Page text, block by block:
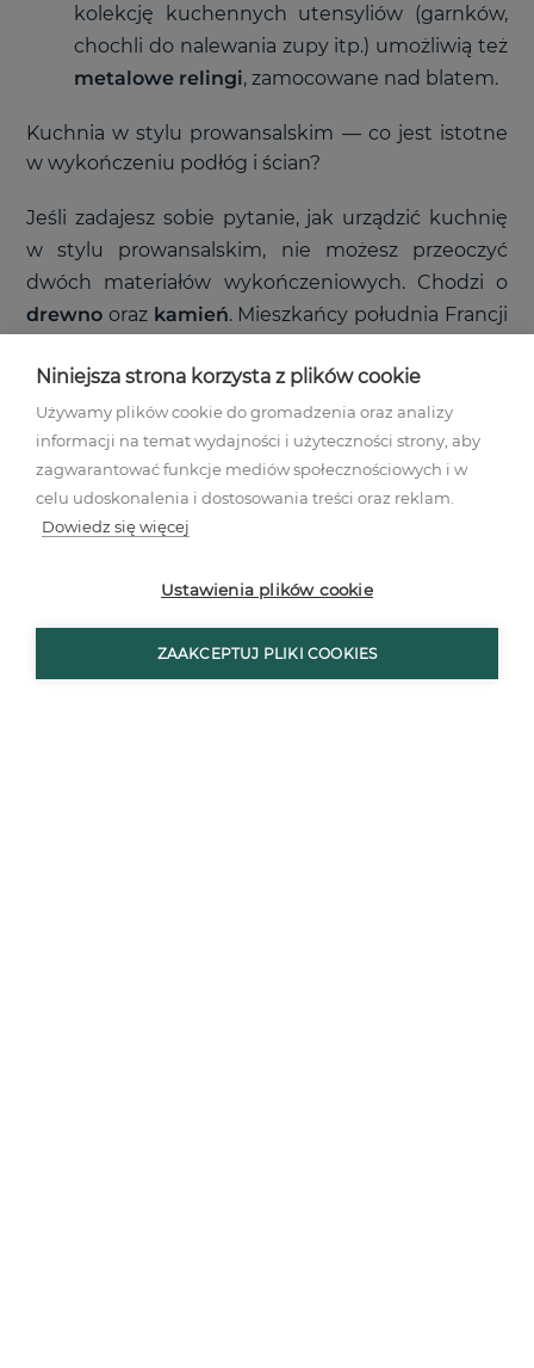
kolekcję kuchennych utensyliów (garnków,
chochli do nalewania zupy itp.) umożliwią też
metalowe relingi, zamocowane nad blatem.
Kuchnia w stylu prowansalskim — co jest istotne
w wykończeniu podłóg i ścian?
Jeśli zadajesz sobie pytanie, jak urządzić kuchnię
w stylu prowansalskim, nie możesz przeoczyć
dwóch materiałów wykończeniowych. Chodzi o
drewno oraz kamień. Mieszkańcy południa Francji
ale nic nie stoi na przeszkodzie, by w kuchni
inspirowanej tym regionem pojawił się parkiet z
postarzanych, białych desek bądźterakota
Oczywiście dopuszczalna jest także imitacja
tworzyw z płytek ceramicznych.
natomiast przestrzeń między blatem roboczym a
górnymi szafkami warto wyłożyć kafelkami. Masz
Niniejsza strona korzysta z plików cookie
Używamy plików cookie do gromadzenia oraz analizy
informacji na temat wydajności i użyteczności strony, aby
zagwarantować funkcje mediów społecznościowych i w
celu udoskonalenia i dostosowania treści oraz reklam.
Dowiedz się więcej
Ustawienia plików cookie
ZAAKCEPTUJ PLIKI COOKIES